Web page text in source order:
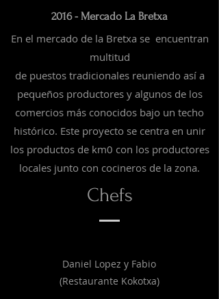
2016 - Mercado La Bretxa
En el mercado de la Bretxa se encuentran
multitud
de puestos tradicionalesreuniendo así a
pequeños productores y algunos de los
comercios más conocidos bajo un techo
histórico. Este proyecto se centra en unir
los productos de km0 con los productores
locales junto con cocineros de la zona.
Chefs
Daniel Lopez y Fabio
(Restaurante Kokotxa)